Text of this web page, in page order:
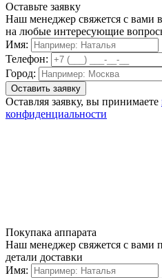
Оставьте заявку
Наш менеджер свяжется с вами
на любые интересующие
Имя:
Телефон:
Город:
Оставляя заявку, вы принимаете
конфиденциальности
Покупака аппарата
Наш менеджер свяжется с вами
детали доставки
Имя: